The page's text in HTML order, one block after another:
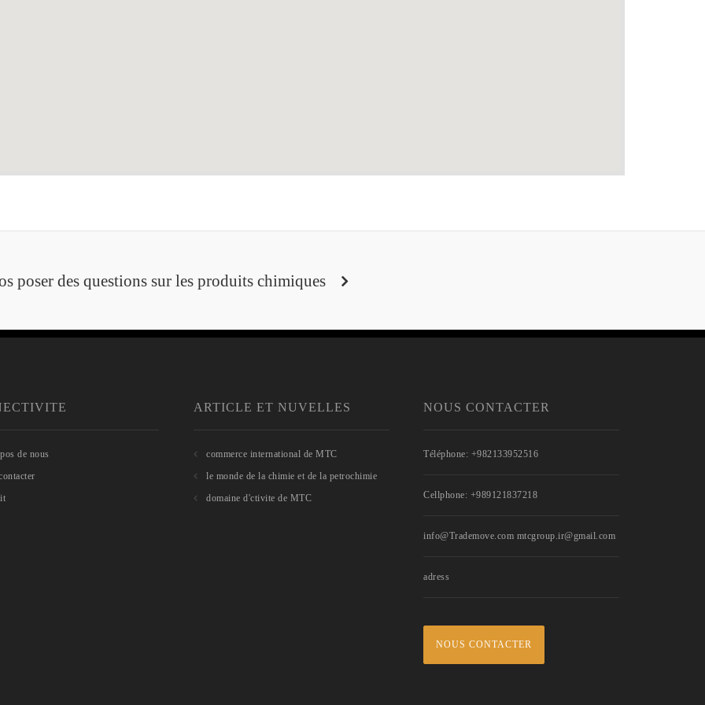
poser des questions sur les produits chimiques
de nous
ARTICLE ET NUVELLES
commerce international de MTC
le monde de la chimie et de la petrochimie
domaine d'ctivite de MTC
NOUS CONTACTER
Téléphone: +982133952516
Cellphone: +989121837218
info@Trademove.com mtcgroup.ir@gmail.com
adress
NOUS CONTACTER